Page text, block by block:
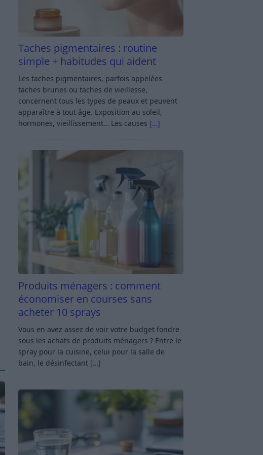
Taches pigmentaires : routine
simple + habitudes qui aident
Les taches pigmentaires, parfois appelées
taches brunes ou taches de vieillesse,
concernent tous les types de peaux et peuvent
apparaître à tout âge. Exposition au soleil,
hormones, vieillissement… Les causes […]
Produits ménagers : comment
économiser en courses sans
acheter 10 sprays
Vous en avez assez de voir votre budget fondre
sous les achats de produits ménagers ? Entre le
spray pour la cuisine, celui pour la salle de
bain, le désinfectant […]